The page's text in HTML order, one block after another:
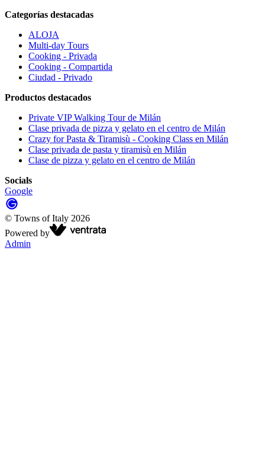
Categorías destacadas
ALOJA
Multi-day Tours
Cooking - Privada
Cooking - Compartida
Ciudad - Privado
Productos destacados
Private VIP Walking Tour de Milán
Clase privada de pizza y gelato en el centro de Milán
Crazy for Pasta & Tiramisù - Cooking Class en Milán
Clase privada de pasta y tiramisù en Milán
Clase de pizza y gelato en el centro de Milán
Socials
Google
© Towns of Italy 2026
Powered by
Admin